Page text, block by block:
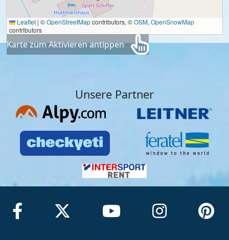
Leaflet | ©OpenStreetMapcontributors, ©OSM, OpenSnowMap
contributors
Karte zum Aktivieren antippen
Unsere Partner